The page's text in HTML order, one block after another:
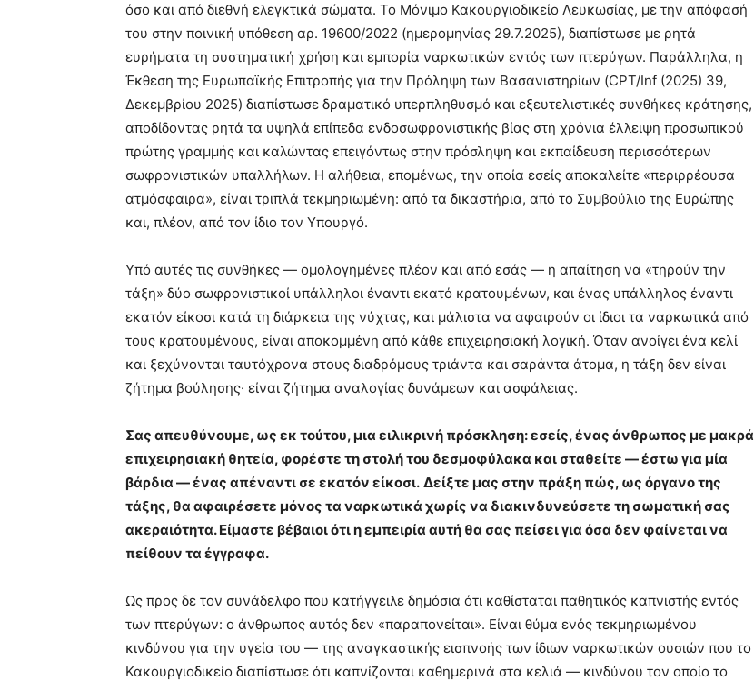
όσο και από διεθνή ελεγκτικά σώματα. Το Μόνιμο Κακουργιοδικείο Λευκωσίας, με την απόφασή
του στην ποινική υπόθεση αρ. 19600/2022 (ημερομηνίας 29.7.2025), διαπίστωσε με ρητά
ευρήματα τη συστηματική χρήση και εμπορία ναρκωτικών εντός των πτερύγων. Παράλληλα, η
Έκθεση της Ευρωπαϊκής Επιτροπής για την Πρόληψη των Βασανιστηρίων (CPT/Inf (2025) 39,
Δεκεμβρίου 2025) διαπίστωσε δραματικό υπερπληθυσμό και εξευτελιστικές συνθήκες κράτησης,
αποδίδοντας ρητά τα υψηλά επίπεδα ενδοσωφρονιστικής βίας στη χρόνια έλλειψη προσωπικού
πρώτης γραμμής και καλώντας επειγόντως στην πρόσληψη και εκπαίδευση περισσότερων
σωφρονιστικών υπαλλήλων. Η αλήθεια, επομένως, την οποία εσείς αποκαλείτε «περιρρέουσα
ατμόσφαιρα», είναι τριπλά τεκμηριωμένη: από τα δικαστήρια, από το Συμβούλιο της Ευρώπης
και, πλέον, από τον ίδιο τον Υπουργό.
Υπό αυτές τις συνθήκες — ομολογημένες πλέον και από εσάς — η απαίτηση να «τηρούν την
τάξη» δύο σωφρονιστικοί υπάλληλοι έναντι εκατό κρατουμένων, και ένας υπάλληλος έναντι
εκατόν είκοσι κατά τη διάρκεια της νύχτας, και μάλιστα να αφαιρούν οι ίδιοι τα ναρκωτικά από
τους κρατουμένους, είναι αποκομμένη από κάθε επιχειρησιακή λογική. Όταν ανοίγει ένα κελί
και ξεχύνονται ταυτόχρονα στους διαδρόμους τριάντα και σαράντα άτομα, η τάξη δεν είναι
ζήτημα βούλησης· είναι ζήτημα αναλογίας δυνάμεων και ασφάλειας.
Σας απευθύνουμε, ως εκ τούτου, μια ειλικρινή πρόσκληση: εσείς, ένας άνθρωπος με μακρά
επιχειρησιακή θητεία, φορέστε τη στολή του δεσμοφύλακα και σταθείτε — έστω για μία
βάρδια — ένας απέναντι σε εκατόν είκοσι. Δείξτε μας στην πράξη πώς, ως όργανο της
τάξης, θα αφαιρέσετε μόνος τα ναρκωτικά χωρίς να διακινδυνεύσετε τη σωματική σας
ακεραιότητα. Είμαστε βέβαιοι ότι η εμπειρία αυτή θα σας πείσει για όσα δεν φαίνεται να
πείθουν τα έγγραφα.
Ως προς δε τον συνάδελφο που κατήγγειλε δημόσια ότι καθίσταται παθητικός καπνιστής εντός
των πτερύγων: ο άνθρωπος αυτός δεν «παραπονείται». Είναι θύμα ενός τεκμηριωμένου
κινδύνου για την υγεία του — της αναγκαστικής εισπνοής των ίδιων ναρκωτικών ουσιών που το
Κακουργιοδικείο διαπίστωσε ότι καπνίζονται καθημερινά στα κελιά — κινδύνου τον οποίο το